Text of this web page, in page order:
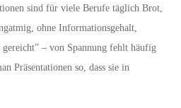
sind für viele Berufe täglich Brot,
ohne Informationsgehalt,
– von Spannung fehlt häufig
Präsentationen so, dass sie in